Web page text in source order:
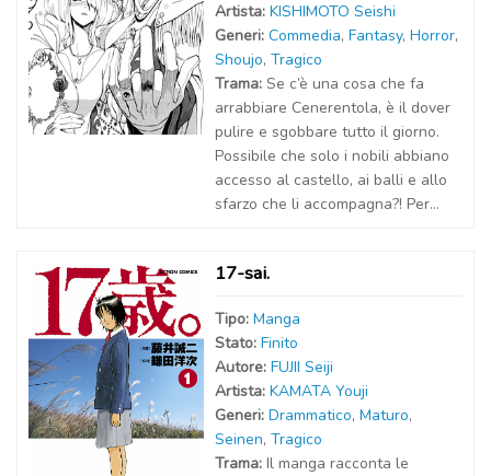
Artista: KISHIMOTO Seishi
Generi: Commedia, Fantasy, Horror,
Shoujo, Tragico
Trama: Se c’è una cosa che fa
arrabbiare Cenerentola, è il dover
pulire e sgobbare tutto il giorno.
Possibile che solo i nobili abbiano
accesso al castello, ai balli e allo
sfarzo che li accompagna?! Per...
17-sai.
Tipo: Manga
Stato: Finito
Autore: FUJII Seiji
Artista: KAMATA Youji
Generi: Drammatico, Maturo,
Seinen, Tragico
Trama: Il manga racconta le